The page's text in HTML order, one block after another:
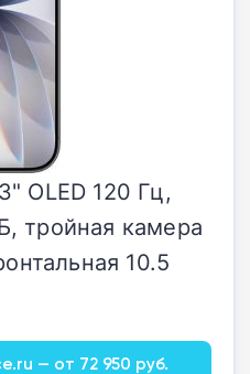
OLED 120 Гц,
тройная камера
10.5
— от 72 950 руб.